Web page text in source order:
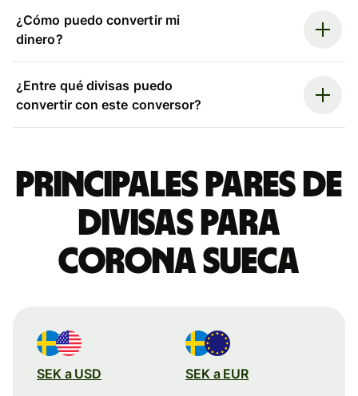
¿Cómo puedo convertir mi
dinero?
¿Entre qué divisas puedo
convertir con este conversor?
Principales pares de
divisas para
corona sueca
SEK a USD SEK a EUR